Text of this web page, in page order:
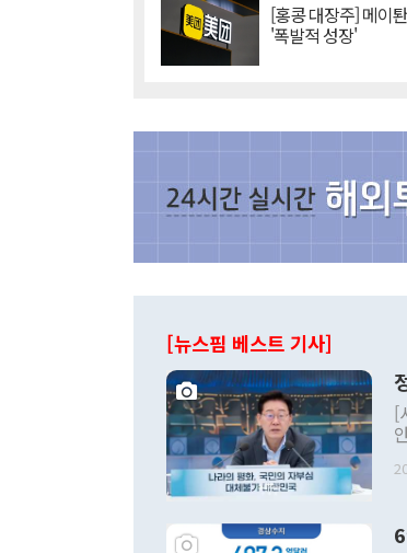
[홍콩 대장주] 메이
'폭발적 성장'
[뉴스핌 베스트 기사]
[